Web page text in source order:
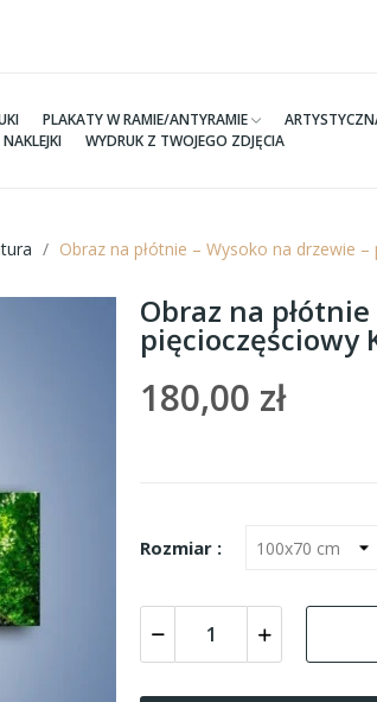
PLAKATY W RAMIE/ANTYRAMIE
NAKLEJKI
WYDRUK Z TWOJEGO ZDJĘCIA
Obraz na płótnie – Wysoko na drzewie
Obraz na
pięcioczęściowy
180,00 zł
Rozmiar :